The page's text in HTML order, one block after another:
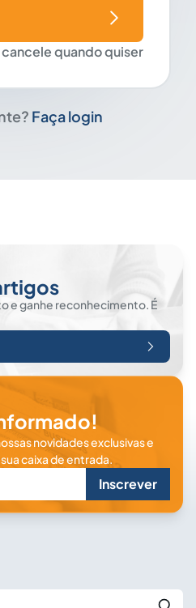
quando quiser
Faça login
e ganhe reconhecimento. É
novidades exclusivas e
caixa de entrada.
Inscrever